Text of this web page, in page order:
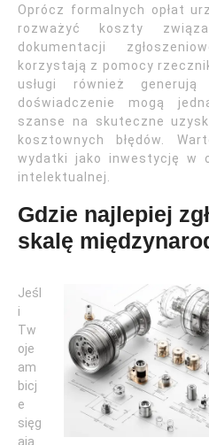
Oprócz formalnych opłat
rozważyć koszty
dokumentacji
korzystają z pomocy
usługi również
doświadczenie mogą
szanse na skuteczne
kosztownych błędów.
wydatki jako inwestycję w
intelektualnej.
Gdzie najlepiej
skalę
Jeśl
i
Tw
oje
am
bicj
e
sięg
ają